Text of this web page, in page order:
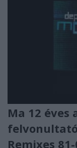
Ma 12 éves
Remixes 81-